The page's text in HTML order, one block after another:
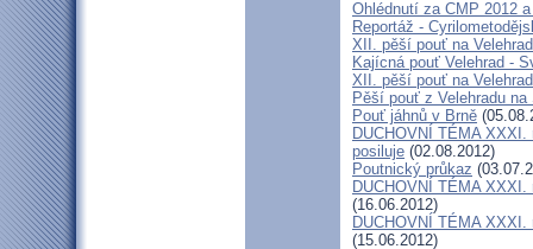
Ohlédnutí za CMP 2012
Reportáž -
XII. pěší pouť na
Kajícná pouť Velehrad -
XII. pěší pouť na
Pěší pouť z Velehradu na
Pouť jáhnů v Brně
DUCHOVNÍ TÉMA
posiluje (02.08.2012)
Poutnický průkaz
DUCHOVNÍ TÉMA
(16.06.2012)
DUCHOVNÍ TÉMA
(15.06.2012)